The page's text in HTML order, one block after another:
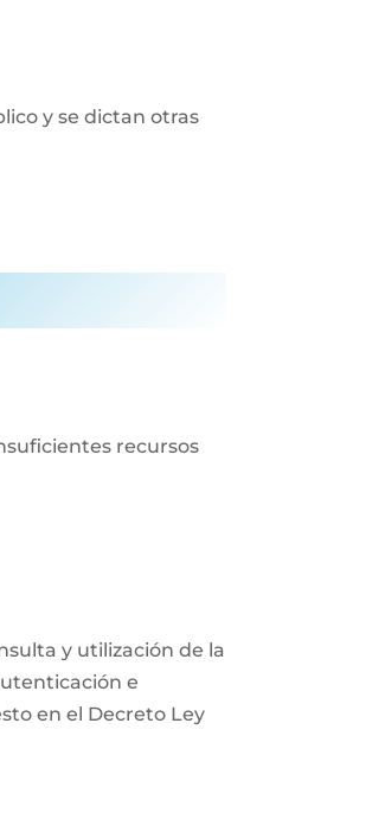
y se dictan otras
recursos
y utilización de la
e
en el Decreto Ley